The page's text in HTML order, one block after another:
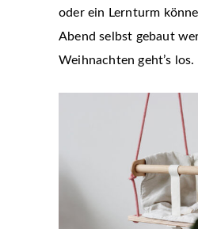
oder ein Lernturm
Abend selbst gebaut
Weihnachten geht’s los.